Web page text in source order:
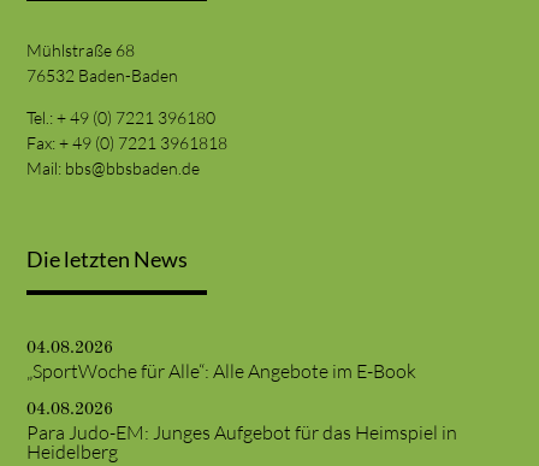
Mühlstraße 68
76532 Baden-Baden
Tel.: + 49 (0) 7221 396180
Fax: + 49 (0) 7221 3961818
Mail: bbs@bbsbaden.de
Die letzten News
04.08.2026
„SportWoche für Alle“: Alle Angebote im E-Book
04.08.2026
Para Judo-EM: Junges Aufgebot für das Heimspiel in
Heidelberg